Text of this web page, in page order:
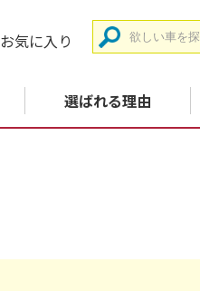
お気に入り
選ばれる理由